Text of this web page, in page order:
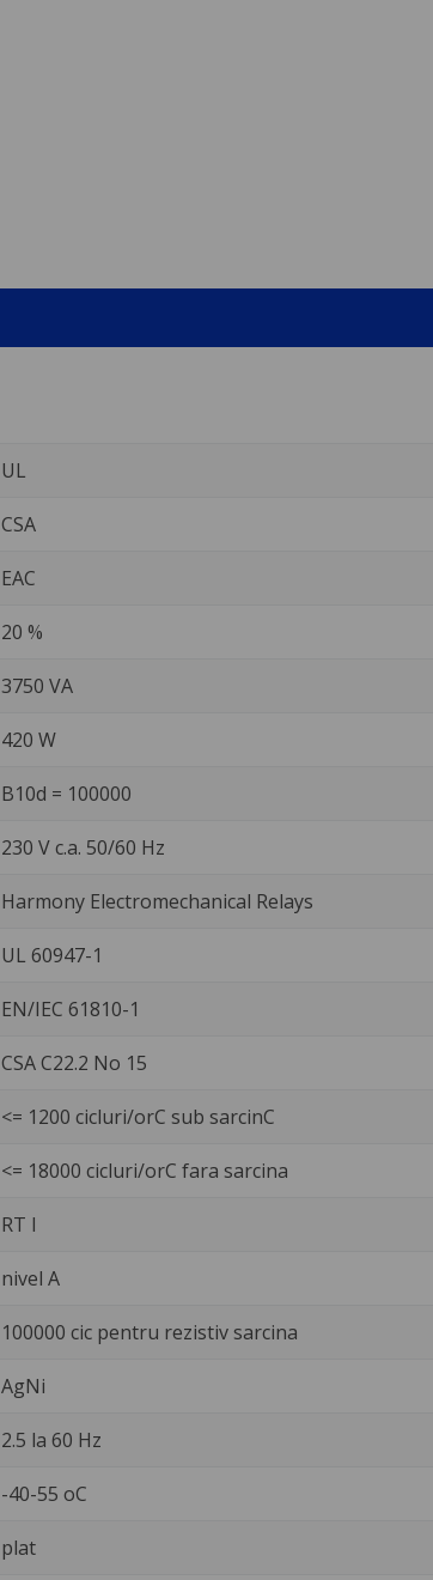
UL
CSA
EAC
20 %
3750 VA
420 W
B10d = 100000
230 V c.a. 50/60 Hz
Harmony Electromechanical Relays
UL 60947-1
EN/IEC 61810-1
CSA C22.2 No 15
<= 1200 cicluri/orC sub sarcinC
<= 18000 cicluri/orC fara sarcina
RT I
nivel A
100000 cic pentru rezistiv sarcina
AgNi
2.5 la 60 Hz
-40-55 oC
plat